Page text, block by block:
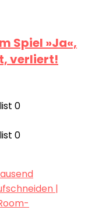
Spiel »Ja«,
verliert!
0
0